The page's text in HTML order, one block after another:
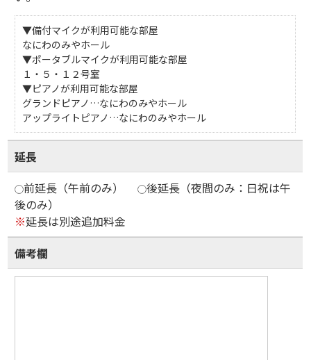
▼備付マイクが利用可能な部屋
なにわのみやホール
▼ポータブルマイクが利用可能な部屋
１・５・１２号室
▼ピアノが利用可能な部屋
グランドピアノ…なにわのみやホール
アップライトピアノ…なにわのみやホール
延長
前延長（午前のみ）
後延長（夜間のみ：日祝は午
後のみ）
※延長は別途追加料金
備考欄